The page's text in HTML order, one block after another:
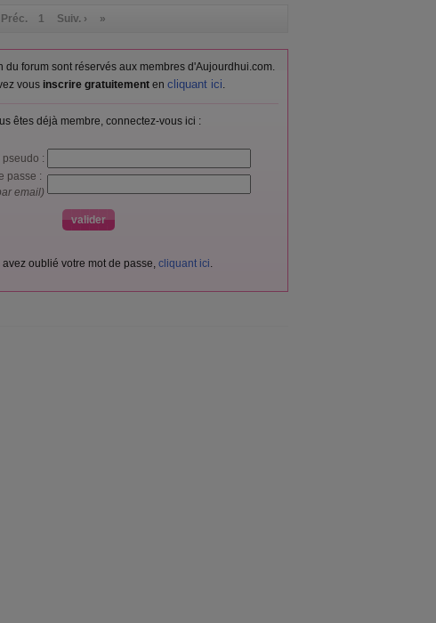
Préc. 1 Suiv. › »
du forum sont réservés aux membres d'Aujourdhui.com.
vous inscrire gratuitementen cliquant ici.
êtes déjà membre, connectez-vous ici :
pseudo :
passe :
email)
avez oublié votre mot de passe, cliquant ici.